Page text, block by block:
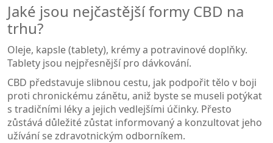
Jaké jsou nejčastější formy CBD na
trhu?
Oleje, kapsle (tablety), krémy a potravinové doplňky.
Tablety jsou nejpřesnější pro dávkování.
CBD představuje slibnou cestu, jak podpořit tělo v boji
proti chronickému zánětu, aniž byste se museli potýkat
s tradičními léky a jejich vedlejšími účinky. Přesto
zůstává důležité zůstat informovaný a konzultovat jeho
užívání se zdravotnickým odborníkem.